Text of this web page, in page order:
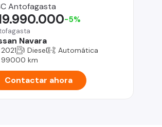
Antofagasta
Navara
-5%
2021 Diesel
Automática
99000 km
Contactar ahora